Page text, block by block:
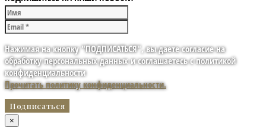
Нажимая на кнопку "ПОДПИСАТЬСЯ", вы даете согласие на
обработку персональных данных и соглашаетесь с политикой
конфиденциальности
Прочитать политику конфиденциальности.
×